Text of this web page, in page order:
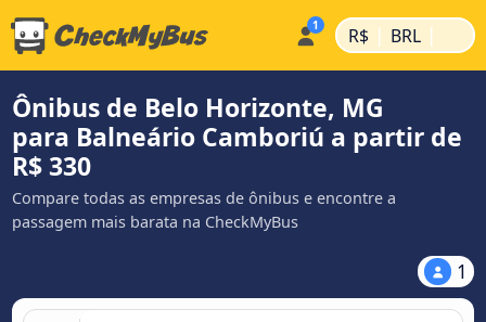
R$ | BRL |
Ônibus de Belo Horizonte, MG
para Balneário Camboriú a partir de
R$ 330
Compare todas as empresas de ônibus e encontre a
passagem mais barata na CheckMyBus
1